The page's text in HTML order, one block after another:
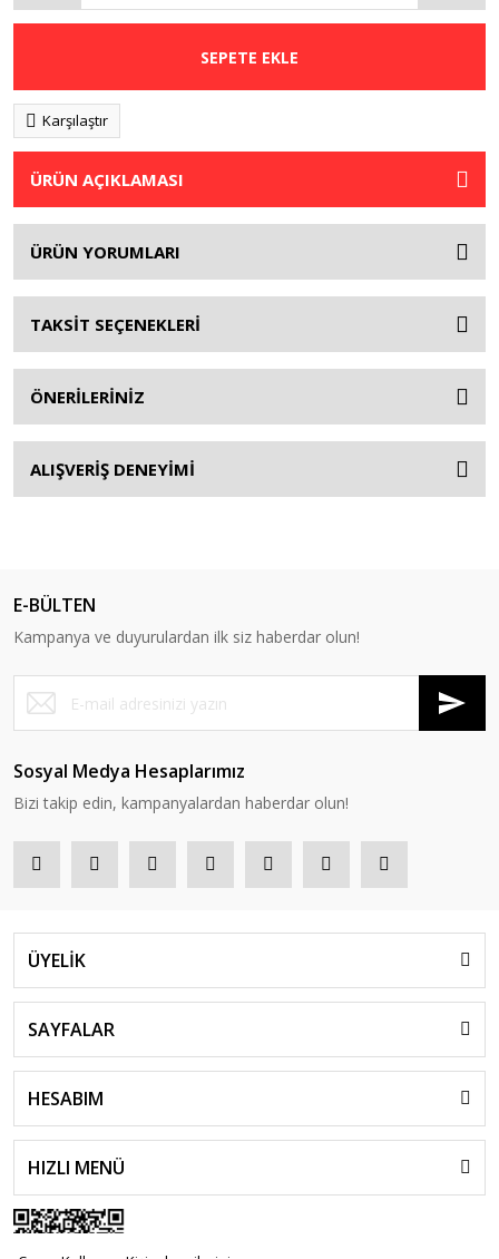
SEPETE EKLE
Karşılaştır
ÜRÜN AÇIKLAMASI
ÜRÜN YORUMLARI
TAKSİT SEÇENEKLERİ
ÖNERİLERİNİZ
ALIŞVERİŞ DENEYİMİ
E-BÜLTEN
Kampanya ve duyurulardan ilk siz haberdar olun!
Sosyal Medya Hesaplarımız
Bizi takip edin, kampanyalardan haberdar olun!
ÜYELİK
SAYFALAR
HESABIM
HIZLI MENÜ